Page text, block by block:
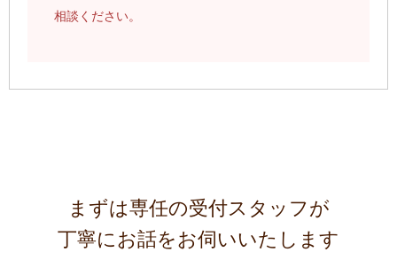
相談ください。
まずは専任の受付スタッフが
丁寧にお話をお伺いいたします